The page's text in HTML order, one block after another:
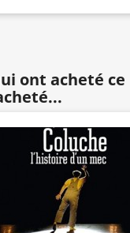
ont acheté